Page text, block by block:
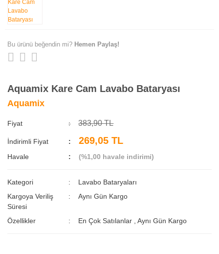
Bu ürünü beğendin mi? Hemen Paylaş!
Aquamix Kare Cam Lavabo Bataryası
Aquamix
Fiyat 383,90 TL
İndirimli Fiyat 269,05 TL
Havale (%1,00 havale indirimi)
Kategori
Lavabo Bataryaları
Kargoya Veriliş
Süresi
Aynı Gün Kargo
Özellikler En Çok Satılanlar ,Aynı Gün Kargo